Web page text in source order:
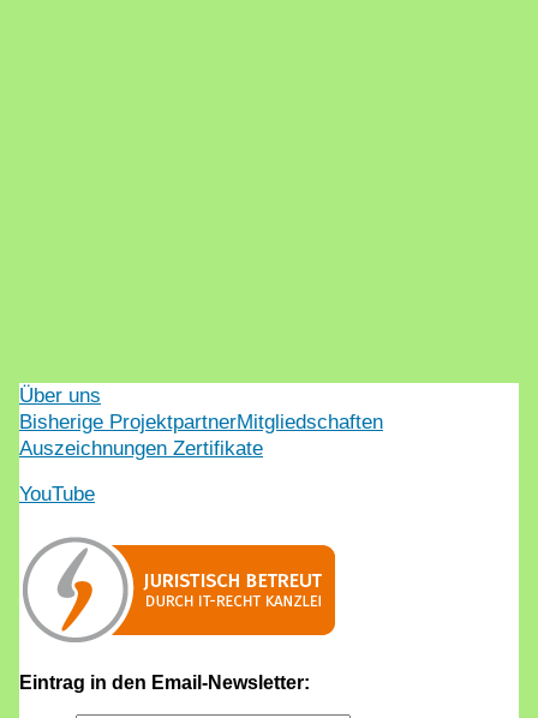
Über uns
Bisherige ProjektpartnerMitgliedschaften
Auszeichnungen Zertifikate
YouTube
Eintrag in den Email-Newsletter: